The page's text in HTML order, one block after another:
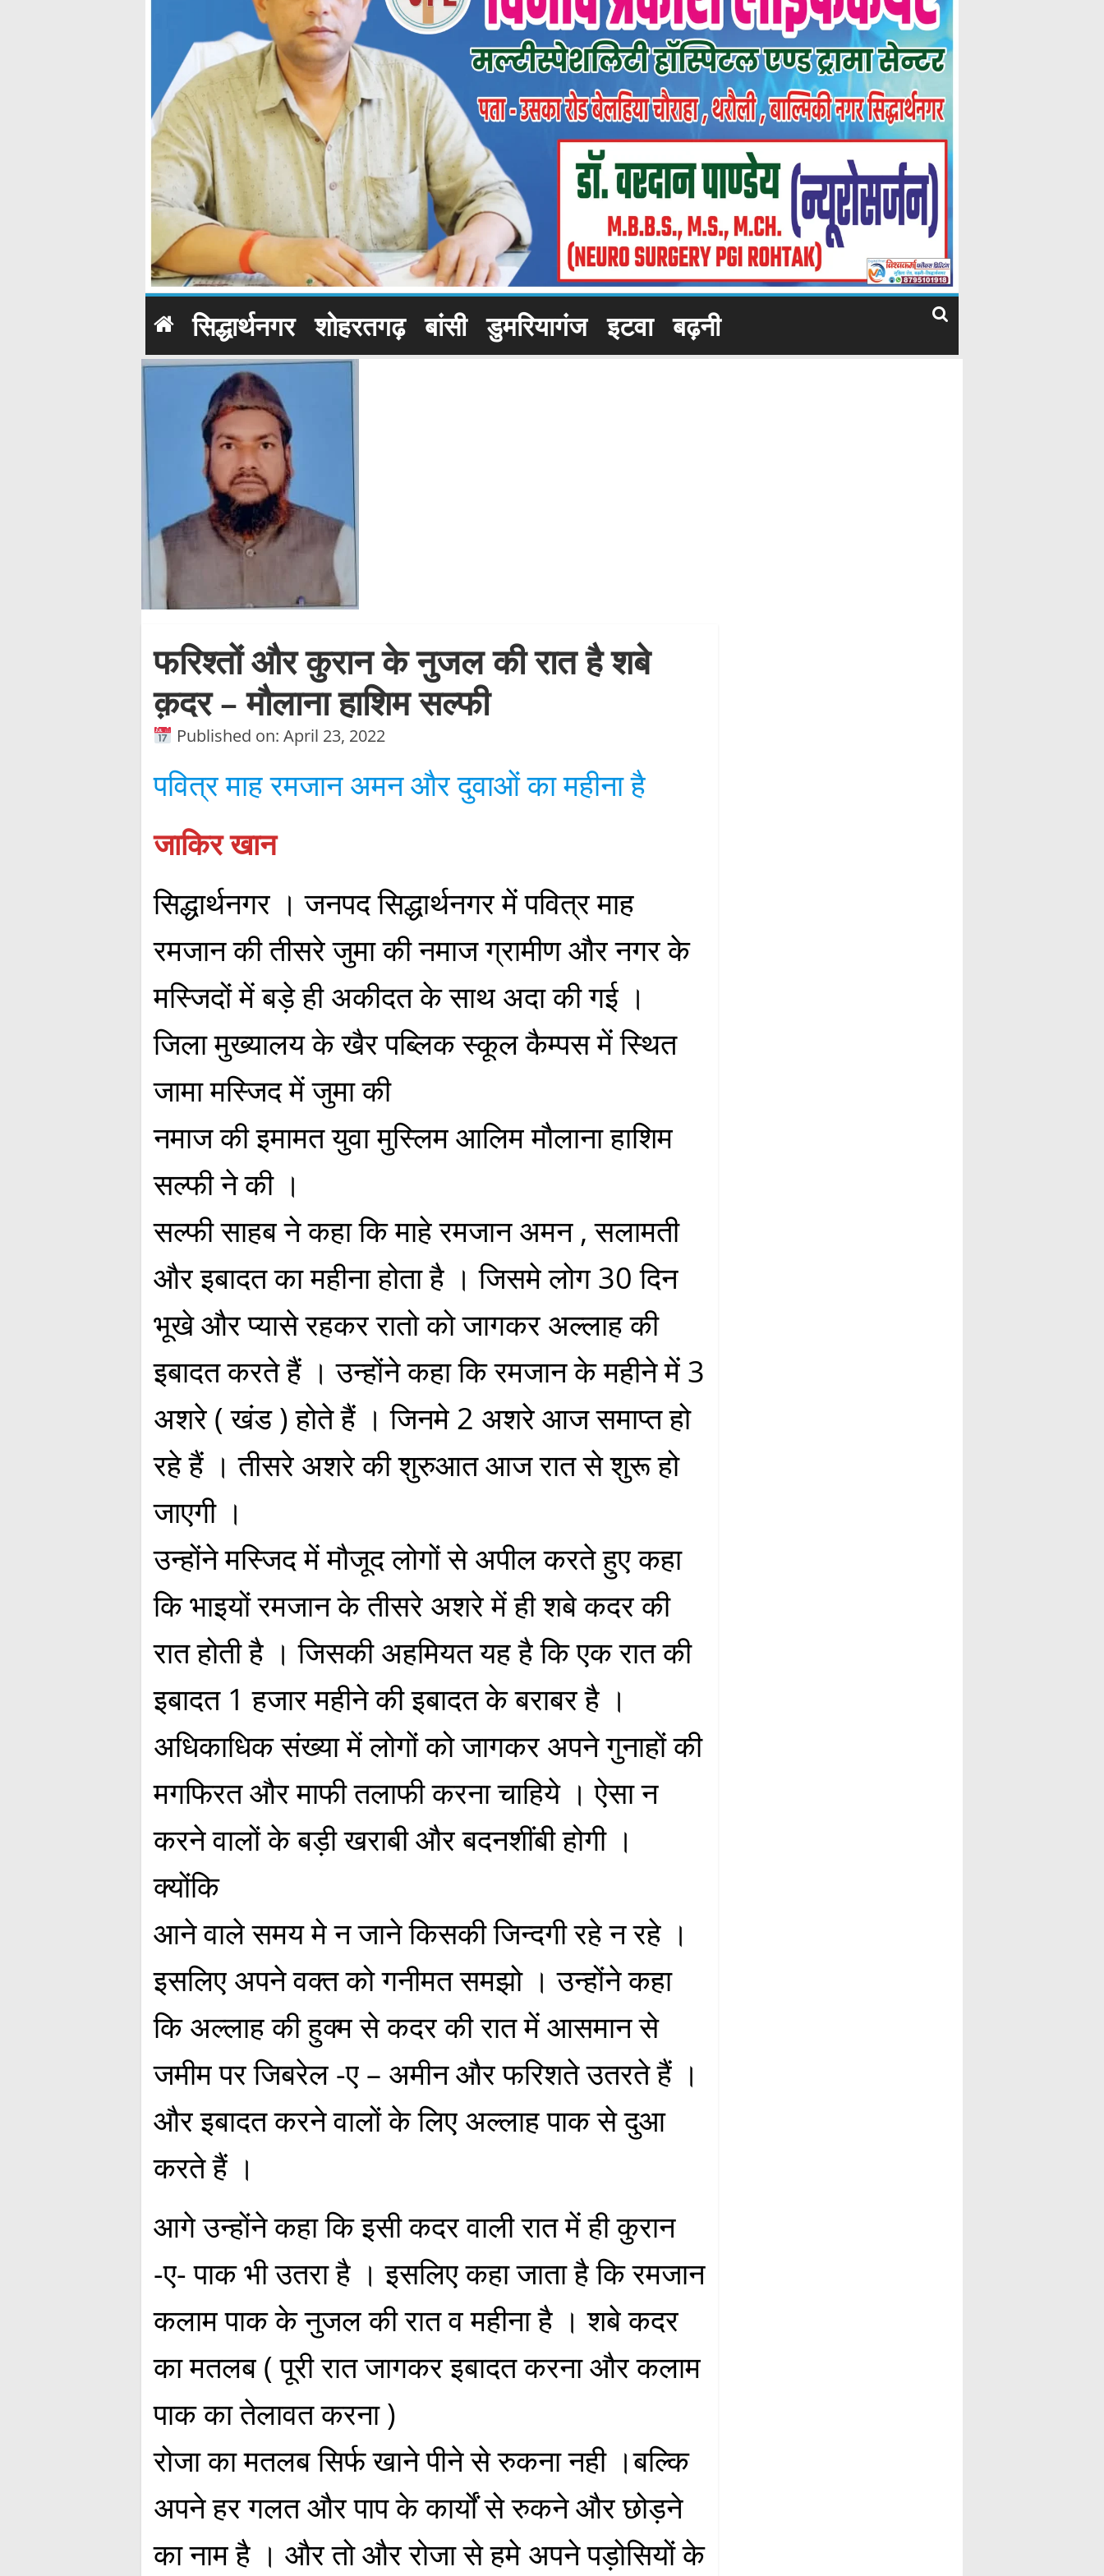
सिद्धार्थनगर शोहरतगढ़ बांसी डुमरियागंज इटवा बढ़नी
फरिश्तों और कुरान के नुजल की रात है शबे
क़दर – मौलाना हाशिम सल्फी
Published on: April 23, 2022
पवित्र माह रमजान अमन और दुवाओं का महीना है
जाकिर खान
सिद्धार्थनगर । जनपद सिद्धार्थनगर में पवित्र माह
रमजान की तीसरे जुमा की नमाज ग्रामीण और नगर के
मस्जिदों में बड़े ही अकीदत के साथ अदा की गई ।
जिला मुख्यालय के खैर पब्लिक स्कूल कैम्पस में स्थित
जामा मस्जिद में जुमा की
नमाज की इमामत युवा मुस्लिम आलिम मौलाना हाशिम
सल्फी ने की ।
सल्फी साहब ने कहा कि माहे रमजान अमन , सलामती
और इबादत का महीना होता है । जिसमे लोग 30 दिन
भूखे और प्यासे रहकर रातो को जागकर अल्लाह की
इबादत करते हैं । उन्होंने कहा कि रमजान के महीने में 3
अशरे ( खंड ) होते हैं । जिनमे 2 अशरे आज समाप्त हो
रहे हैं । तीसरे अशरे की शुरुआत आज रात से शुरू हो
जाएगी ।
उन्होंने मस्जिद में मौजूद लोगों से अपील करते हुए कहा
कि भाइयों रमजान के तीसरे अशरे में ही शबे कदर की
रात होती है । जिसकी अहमियत यह है कि एक रात की
इबादत 1 हजार महीने की इबादत के बराबर है ।
अधिकाधिक संख्या में लोगों को जागकर अपने गुनाहों की
मगफिरत और माफी तलाफी करना चाहिये । ऐसा न
करने वालों के बड़ी खराबी और बदनशींबी होगी ।
क्योंकि
आने वाले समय मे न जाने किसकी जिन्दगी रहे न रहे ।
इसलिए अपने वक्त को गनीमत समझो । उन्होंने कहा
कि अल्लाह की हुक्म से कदर की रात में आसमान से
जमीम पर जिबरेल -ए – अमीन और फरिशते उतरते हैं ।
और इबादत करने वालों के लिए अल्लाह पाक से दुआ
करते हैं ।
आगे उन्होंने कहा कि इसी कदर वाली रात में ही कुरान
-ए- पाक भी उतरा है । इसलिए कहा जाता है कि रमजान
कलाम पाक के नुजल की रात व महीना है । शबे कदर
का मतलब ( पूरी रात जागकर इबादत करना और कलाम
पाक का तेलावत करना )
रोजा का मतलब सिर्फ खाने पीने से रुकना नही ।बल्कि
अपने हर गलत और पाप के कार्यों से रुकने और छोड़ने
का नाम है । और तो और रोजा से हमे अपने पड़ोसियों के